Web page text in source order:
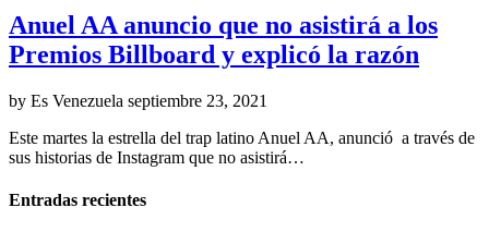
Anuel AA anuncio que no asistirá a los
Premios Billboard y explicó la razón
by Es Venezuela septiembre 23, 2021
Este martes la estrella del trap latino Anuel AA, anunció a través de
sus historias de Instagram que no asistirá…
Entradas recientes